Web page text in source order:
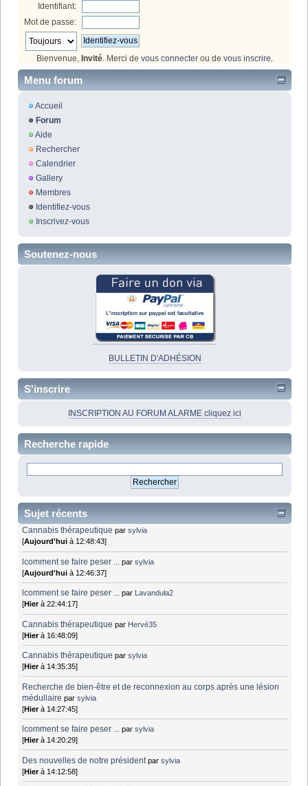
Identifiant:
Mot de passe:
Bienvenue, Invité . Merci de vous connecter ou de vous inscrire
Menu forum
Accueil
Forum
Aide
Rechercher
Calendrier
Gallery
Membres
Identifiez-vous
Inscrivez-vous
Soutenez-nous
BULLETIN D'ADHÉSION
S'inscrire
INSCRIPTION AU FORUM ALARME cliquez ici
Recherche rapide
Sujet récents
Cannabis thérapeutique parsylvia
[Aujourd'hui à 12:48:43]
lcomment se faire peser ... parsylvia
[Aujourd'hui à 12:46:37]
lcomment se faire peser ... par
Lavandula2
[Hierà 22:44:17]
Cannabis thérapeutique par Hervé35
[Hierà 16:48:09]
Cannabis thérapeutique parsylvia
[Hierà 14:35:35]
Recherche de bien-être et de reconnexion au corps après une lésion
médullaire parsylvia
[Hierà 14:27:45]
lcomment se faire peser ... parsylvia
[Hierà 14:20:29]
Des nouvelles de notre président parsylvia
[Hierà 14:12:58]